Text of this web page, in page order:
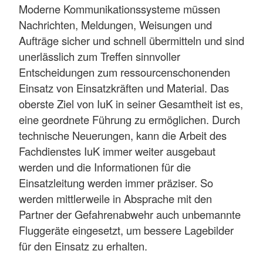
Moderne Kommunikationssysteme müssen
Nachrichten, Meldungen, Weisungen und
Aufträge sicher und schnell übermitteln und sind
unerlässlich zum Treffen sinnvoller
Entscheidungen zum ressourcenschonenden
Einsatz von Einsatzkräften und Material. Das
oberste Ziel von IuK in seiner Gesamtheit ist es,
eine geordnete Führung zu ermöglichen. Durch
technische Neuerungen, kann die Arbeit des
Fachdienstes IuK immer weiter ausgebaut
werden und die Informationen für die
Einsatzleitung werden immer präziser. So
werden mittlerweile in Absprache mit den
Partner der Gefahrenabwehr auch unbemannte
Fluggeräte eingesetzt, um bessere Lagebilder
für den Einsatz zu erhalten.